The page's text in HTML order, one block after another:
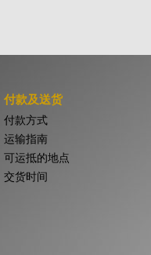
付款及送货
付款方式
运输指南
可运抵的地点
交货时间